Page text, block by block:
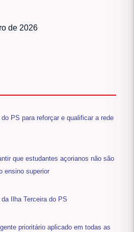
de 2026
PS para reforçar e qualificar a rede
que estudantes açorianos não são
ensino superior
Ilha Terceira do PS
prioritário aplicado em todas as